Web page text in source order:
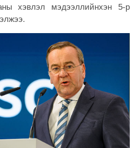
хэвлэл мэдээллийнхэн 5-р